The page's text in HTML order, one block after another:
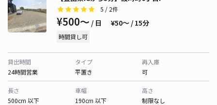
5 / 2件
¥500〜 / 日 ¥50〜 / 15分
時間貸し可
貸出時間
24時間営業
タイプ
平置き
再入庫
可
長さ
500cm 以下
車幅
190cm 以下
高さ
制限なし